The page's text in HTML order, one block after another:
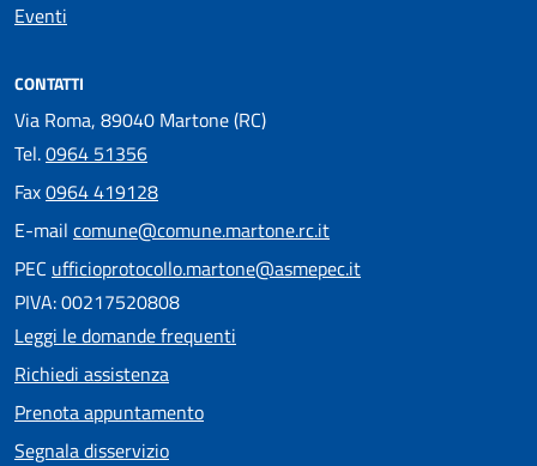
Eventi
CONTATTI
Via Roma, 89040 Martone (RC)
Tel.0964 51356
Fax0964 419128
E-mail comune@comune.martone.rc.it
PEC ufficioprotocollo.martone@asmepec.it
PIVA: 00217520808
Leggi le domande frequenti
Richiedi assistenza
Prenota appuntamento
Segnala disservizio